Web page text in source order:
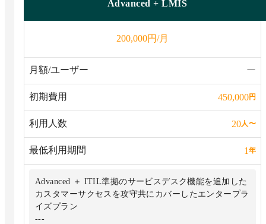
Advanced + LMIS
200,000円/月
月額/ユーザー ー
初期費用 450,000円
利用人数 20人〜
最低利用期間 1 年
Advanced ＋ ITIL準拠のサービスデスク機能を追加した
カスタマーサクセスを攻守共にカバーしたエンタープラ
イズプラン
---